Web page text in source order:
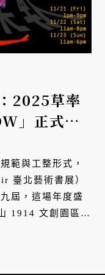
2025草率
」正式登
展
範與工整形式，
臺北藝術書展）
屆，這場年度盛
1914 文創園區登